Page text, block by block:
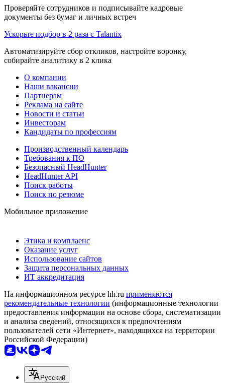
Проверяйте сотрудников и подписывайте кадровые
документы без бумаг и личных встреч
Ускорьте подбор в 2 раза с Talantix
Автоматизируйте сбор откликов, настройте воронку,
собирайте аналитику в 2 клика
О компании
Наши вакансии
Партнерам
Реклама на сайте
Новости и статьи
Инвесторам
Кандидаты по профессиям
Производственный календарь
Требования к ПО
Безопасный HeadHunter
HeadHunter API
Поиск работы
Поиск по резюме
Мобильное приложение
Этика и комплаенс
Оказание услуг
Использование сайтов
Защита персональных данных
ИТ аккредитация
На информационном ресурсе hh.ru применяются
рекомендательные технологии (информационные технологии
предоставления информации на основе сбора, систематизации
и анализа сведений, относящихся к предпочтениям
пользователей сети «Интернет», находящихся на территории
Российской Федерации)
Русский